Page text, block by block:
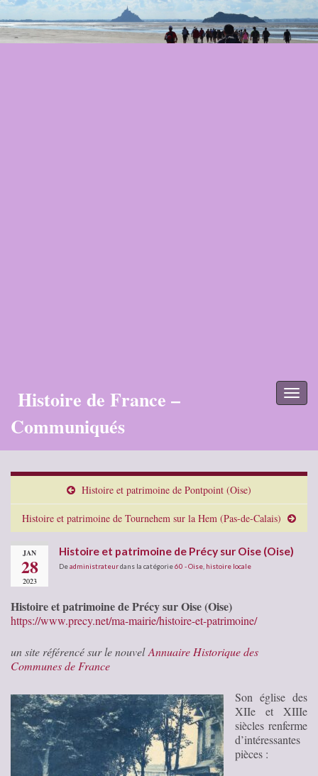
Histoire de France –
Communiqués
Histoire et patrimoine de Pontpoint (Oise)
Histoire et patrimoine de Tournehem sur la Hem (Pas-de-Calais)
JAN
28
2023
Histoire et patrimoine de Précy sur Oise (Oise)
Deadministrateurdans la catégorie60 - Oise histoire locale
Histoire et patrimoine de Précy sur Oise (Oise)
https://www.precy.net/ma-mairie/histoire-et-patrimoine/
un site référencé sur le nouvelAnnuaire Historique des
Communes de France
Son église des
XIIe et XIIIe
siècles renferme
d’intéressantes
pièces :